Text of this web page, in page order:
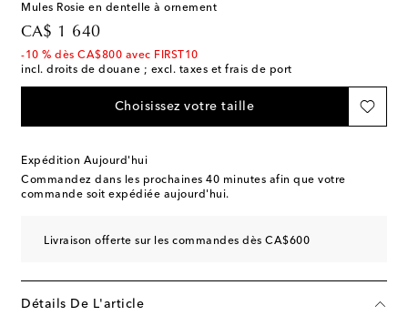
Mules Rosie en dentelle à ornement
CA$ 1 640
original price
-10 % dès CA$800 avec FIRST10
incl. droits de douane ; excl. taxes et frais de port
Choisissez votre taille
Expédition Aujourd'hui
Commandez dans les prochaines 40 minutes afin que votre
commande soit expédiée aujourd'hui.
Livraison offerte sur les commandes dès CA$600
Détails De L'article